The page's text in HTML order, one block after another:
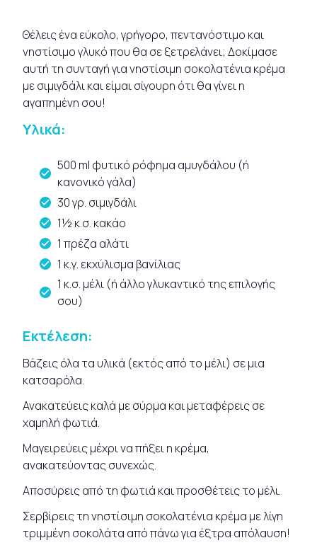
Θέλεις ένα εύκολο, γρήγορο, πεντανόστιμο και
νηστίσιμο γλυκό που θα σε ξετρελάνει; Δοκίμασε
αυτή τη συνταγή για νηστίσιμη σοκολατένια κρέμα
με σιμιγδάλι και είμαι σίγουρη ότι θα γίνει η
αγαπημένη σου!
Υλικά:
500 ml φυτικό ρόφημα αμυγδάλου (ή
κανονικό γάλα)
30 γρ. σιμιγδάλι
1½ κ.σ. κακάο
1 πρέζα αλάτι
1 κ.γ. εκχύλισμα βανίλιας
1 κ.σ. μέλι (ή άλλο γλυκαντικό της επιλογής
σου)
Εκτέλεση:
Βάζεις όλα τα υλικά (εκτός από το μέλι) σε μια
κατσαρόλα.
Ανακατεύεις καλά με σύρμα και μεταφέρεις σε
χαμηλή φωτιά.
Μαγειρεύεις μέχρι να πήξει η κρέμα,
ανακατεύοντας συνεχώς.
Αποσύρεις από τη φωτιά και προσθέτεις το μέλι.
Σερβίρεις τη νηστίσιμη σοκολατένια κρέμα με λίγη
τριμμένη σοκολάτα από πάνω για έξτρα απόλαυση!